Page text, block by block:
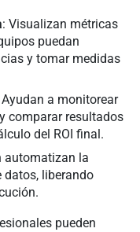
: Visualizan métricas
puedan
y tomar medidas
Ayudan a monitorear
comparar resultados
del ROI final.
automatizan la
datos, liberando
pueden